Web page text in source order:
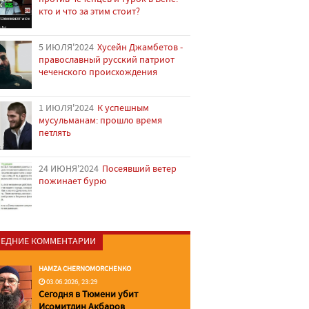
кто и что за этим стоит?
5 ИЮЛЯ'2024 Хусейн Джамбетов -
православный русский патриот
чеченского происхождения
1 ИЮЛЯ'2024 К успешным
мусульманам: прошло время
петлять
24 ИЮНЯ'2024 Посеявший ветер
пожинает бурю
КОММЕНТАРИИ
HAMZA CHERNOMORCHENKO
03.06.2026, 23:29
Сегодня в Тюмени убит
Исомитдин Акбаров